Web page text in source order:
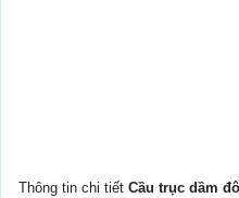
Thông tin chi tiết Cầu trục dầm